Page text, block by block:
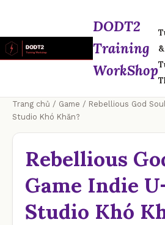
DODT2
Training
WorkShop
&
Trang chủ / Game / Rebellious God
Studio Khó Khăn?
Rebellious
Game Indie
Studio Khó